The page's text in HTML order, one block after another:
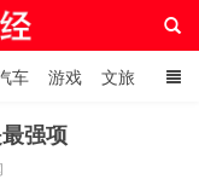
车 游戏 文旅
强项